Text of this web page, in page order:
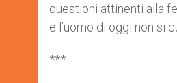
questioni attinenti alla
e l’uomo di oggi non si
***